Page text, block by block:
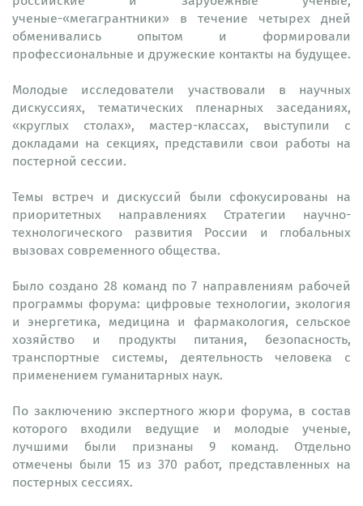
ученые-«мегагрантники» в течение четырех дней
обменивались опытом и формировали
профессиональные и дружеские контакты на будущее.
Молодые исследователи участвовали в научных
дискуссиях, тематических пленарных заседаниях,
«круглых столах», мастер-классах, выступили с
докладами на секциях, представили свои работы на
постерной сессии.
Темы встреч и дискуссий были сфокусированы на
приоритетных направлениях Стратегии научно-
технологического развития России и глобальных
вызовах современного общества.
Было создано 28 команд по 7 направлениям рабочей
программы форума: цифровые технологии, экология
и энергетика, медицина и фармакология, сельское
хозяйство и продукты питания, безопасность,
транспортные системы, деятельность человека с
применением гуманитарных наук.
По заключению экспертного жюри форума, в состав
которого входили ведущие и молодые ученые,
лучшими были признаны 9 команд. Отдельно
отмечены были 15 из 370 работ, представленных на
постерных сессиях.